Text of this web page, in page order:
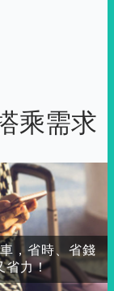
乘需求
，省時、省錢
省力！